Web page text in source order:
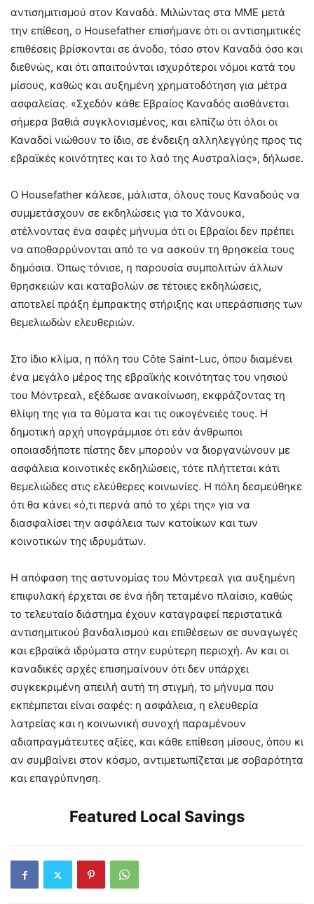
αντισημιτισμού στον Καναδά. Μιλώντας στα ΜΜΕ μετά
την επίθεση, ο Housefather επισήμανε ότι οι αντισημιτικές
επιθέσεις βρίσκονται σε άνοδο, τόσο στον Καναδά όσο και
διεθνώς, και ότι απαιτούνται ισχυρότεροι νόμοι κατά του
μίσους, καθώς και αυξημένη χρηματοδότηση για μέτρα
ασφαλείας. «Σχεδόν κάθε Εβραίος Καναδός αισθάνεται
σήμερα βαθιά συγκλονισμένος, και ελπίζω ότι όλοι οι
Καναδοί νιώθουν το ίδιο, σε ένδειξη αλληλεγγύης προς τις
εβραϊκές κοινότητες και το λαό της Αυστραλίας», δήλωσε.
Ο Housefather κάλεσε, μάλιστα, όλους τους Καναδούς να
συμμετάσχουν σε εκδηλώσεις για το Χάνουκα,
στέλνοντας ένα σαφές μήνυμα ότι οι Εβραίοι δεν πρέπει
να αποθαρρύνονται από το να ασκούν τη θρησκεία τους
δημόσια. Όπως τόνισε, η παρουσία συμπολιτών άλλων
θρησκειών και καταβολών σε τέτοιες εκδηλώσεις,
αποτελεί πράξη έμπρακτης στήριξης και υπεράσπισης των
θεμελιωδών ελευθεριών.
Στο ίδιο κλίμα, η πόλη του Côte Saint-Luc, όπου διαμένει
ένα μεγάλο μέρος της εβραϊκής κοινότητας του νησιού
του Μόντρεαλ, εξέδωσε ανακοίνωση, εκφράζοντας τη
θλίψη της για τα θύματα και τις οικογένειές τους. Η
δημοτική αρχή υπογράμμισε ότι εάν άνθρωποι
οποιασδήποτε πίστης δεν μπορούν να διοργανώνουν με
ασφάλεια κοινοτικές εκδηλώσεις, τότε πλήττεται κάτι
θεμελιώδες στις ελεύθερες κοινωνίες. Η πόλη δεσμεύθηκε
ότι θα κάνει «ό,τι περνά από το χέρι της» για να
διασφαλίσει την ασφάλεια των κατοίκων και των
κοινοτικών της ιδρυμάτων.
Η απόφαση της αστυνομίας του Μόντρεαλ για αυξημένη
επιφυλακή έρχεται σε ένα ήδη τεταμένο πλαίσιο, καθώς
το τελευταίο διάστημα έχουν καταγραφεί περιστατικά
αντισημιτικού βανδαλισμού και επιθέσεων σε συναγωγές
και εβραϊκά ιδρύματα στην ευρύτερη περιοχή. Αν και οι
καναδικές αρχές επισημαίνουν ότι δεν υπάρχει
συγκεκριμένη απειλή αυτή τη στιγμή, το μήνυμα που
εκπέμπεται είναι σαφές: η ασφάλεια, η ελευθερία
λατρείας και η κοινωνική συνοχή παραμένουν
αδιαπραγμάτευτες αξίες, και κάθε επίθεση μίσους, όπου κι
αν συμβαίνει στον κόσμο, αντιμετωπίζεται με σοβαρότητα
και επαγρύπνηση.
Featured Local Savings